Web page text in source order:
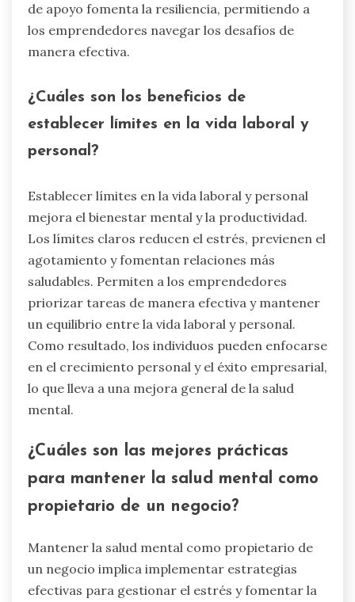
de apoyo fomenta la resiliencia, permitiendo a
los emprendedores navegar los desafíos de
manera efectiva.
¿Cuáles son los beneficios de
establecer límites en la vida laboral y
personal?
Establecer límites en la vida laboral y personal
mejora el bienestar mental y la productividad.
Los límites claros reducen el estrés, previenen el
agotamiento y fomentan relaciones más
saludables. Permiten a los emprendedores
priorizar tareas de manera efectiva y mantener
un equilibrio entre la vida laboral y personal.
Como resultado, los individuos pueden enfocarse
en el crecimiento personal y el éxito empresarial,
lo que lleva a una mejora general de la salud
mental.
¿Cuáles son las mejores prácticas
para mantener la salud mental como
propietario de un negocio?
Mantener la salud mental como propietario de
un negocio implica implementar estrategias
efectivas para gestionar el estrés y fomentar la